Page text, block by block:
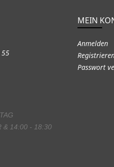
& 14:00 - 18:30
MEIN
Anmelden
Passwort